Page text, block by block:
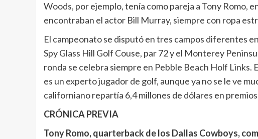
Woods, por ejemplo, tenía como pareja a Tony Romo,
encontraban el actor Bill Murray, siempre con ropa
El campeonato se disputó en tres campos diferentes
Spy Glass Hill Golf Couse, par 72 y el Monterey
ronda se celebra siempre en Pebble Beach Holf Links.
es un experto jugador de golf, aunque ya no se le ve
californiano repartía 6,4 millones de dólares en
CRÓNICA PREVIA
Tony Romo, quarterback de los Dallas Cowboys,